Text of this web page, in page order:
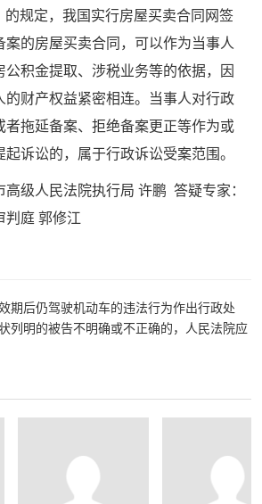
的规定，我国实行房屋买卖合同网签
案的房屋买卖合同，可以作为当事人
公积金提取、涉税业务等的依据，因
的财产权益紧密相连。当事人对行政
者拖延备案、拒绝备案更正等作为或
诉讼的，属于行政诉讼受案范围。
人民法院执行局 许鹏 答疑专家：
判庭 郭修江
期后仍驾驶机动车的违法行为作出行政处
起行政诉讼的，人民法院应当如何审查？
列明的被告不明确或不正确的，人民法院应